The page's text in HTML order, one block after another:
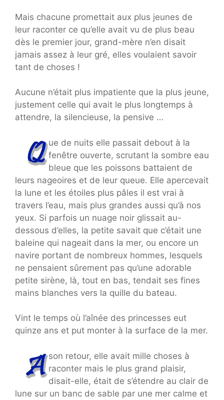
Mais chacune promettait aux plus jeunes de
leur raconter ce qu’elle avait vu de plus beau
dès le premier jour, grand-mère n’en disait
jamais assez à leur gré, elles voulaient savoir
tant de choses !
Aucune n’était plus impatiente que la plus jeune,
justement celle qui avait le plus longtemps à
attendre, la silencieuse, la pensive …
ue de nuits elle passait debout à la
fenêtre ouverte, scrutant la sombre eau
bleue que les poissons battaient de
leurs nageoires et de leur queue. Elle apercevait
la lune et les étoiles plus pâles il est vrai à
travers l’eau, mais plus grandes aussi qu’à nos
yeux. Si parfois un nuage noir glissait au-
dessous d’elles, la petite savait que c’était une
baleine qui nageait dans la mer, ou encore un
navire portant de nombreux hommes, lesquels
ne pensaient sûrement pas qu’une adorable
petite sirène, là, tout en bas, tendait ses fines
mains blanches vers la quille du bateau.
Vint le temps où l’aînée des princesses eut
quinze ans et put monter à la surface de la mer.
son retour, elle avait mille choses à
raconter mais le plus grand plaisir,
disait-elle, était de s’étendre au clair de
lune sur un banc de sable par une mer calme et